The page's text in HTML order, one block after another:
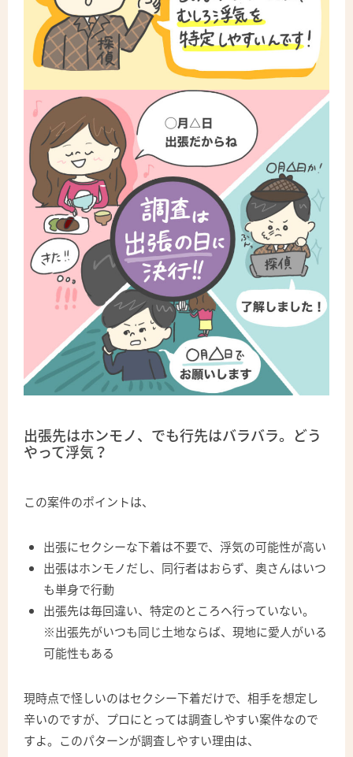
出張先はホンモノ、でも行先はバラバラ。どう
やって浮気？
この案件のポイントは、
出張にセクシーな下着は不要で、浮気の可能性が高い
出張はホンモノだし、同行者はおらず、奥さんはいつ
も単身で行動
出張先は毎回違い、特定のところへ行っていない。
※出張先がいつも同じ土地ならば、現地に愛人がいる
可能性もある
現時点で怪しいのはセクシー下着だけで、相手を想定し
辛いのですが、プロにとっては調査しやすい案件なので
すよ。このパターンが調査しやすい理由は、